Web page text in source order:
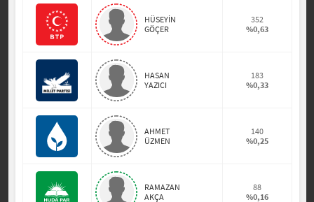
HÜSEYİN
GÖÇER
352
%0,63
HASAN
YAZICI
183
%0,33
AHMET
ÜZMEN
140
%0,25
RAMAZAN
AKÇA
88
%0,16